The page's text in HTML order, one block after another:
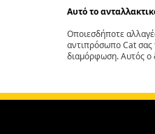
Αυτό το
Οποιεσδήποτε
αντιπρόσωπο Cat σας
διαμόρφωση. Αυτός ο